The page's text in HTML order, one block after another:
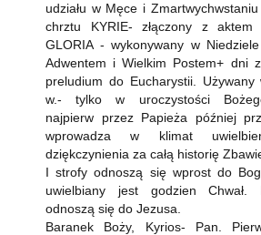
udziału w Męce i
chrztu KYRIE- złączony z aktem
GLORIA - wykonywany w
Adwentem i Wielkim Postem+ dni
preludium do Eucharystii.
w.- tylko w uroczystości
najpierw przez Papieża później
wprowadza w klimat
dziękczynienia za całą historię
I strofy odnoszą się wprost do
uwielbiany jest godzien Chwał.
odnoszą się do Jezusa.
Baranek Boży, Kyrios- Pan.